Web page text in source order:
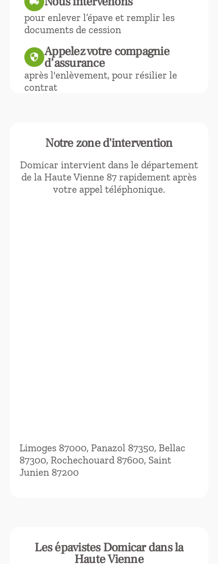
pour enlever l’épave et remplir les
documents de cession
security Appelez votre compagnie
d’assurance
après l'enlèvement, pour résilier le
contrat
Notre zone d'intervention
Domicar intervient dans le département
de la Haute Vienne 87 rapidement après
votre appel téléphonique.
Limoges 87000, Panazol 87350, Bellac
87300, Rochechouard 87600, Saint
Junien 87200
Les épavistes Domicar dans la
Haute Vienne